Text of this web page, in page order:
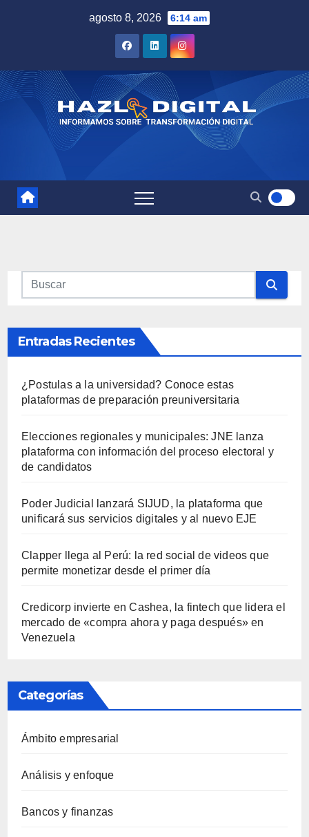
agosto 8, 2026 6:14 am
Entradas Recientes
¿Postulas a la universidad? Conoce estas
plataformas de preparación preuniversitaria
Elecciones regionales y municipales: JNE lanza
plataforma con información del proceso electoral y
de candidatos
Poder Judicial lanzará SIJUD, la plataforma que
unificará sus servicios digitales y al nuevo EJE
Clapper llega al Perú: la red social de videos que
permite monetizar desde el primer día
Credicorp invierte en Cashea, la fintech que lidera el
mercado de «compra ahora y paga después» en
Venezuela
Categorías
Ámbito empresarial
Análisis y enfoque
Bancos y finanzas